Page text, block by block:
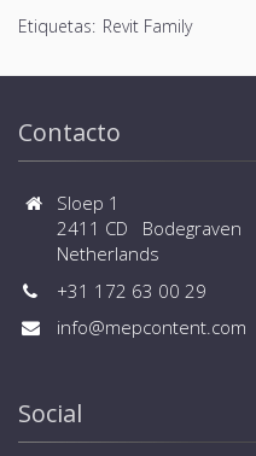
Etiquetas: Revit Family
Contacto
Sloep 1
2411 CD Bodegraven
Netherlands
+31 172 63 00 29
info@mepcontent.com
Social